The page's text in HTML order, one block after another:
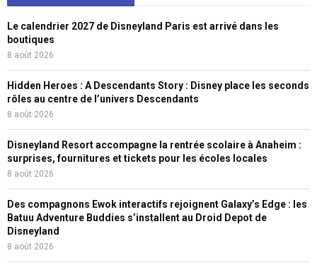
Le calendrier 2027 de Disneyland Paris est arrivé dans les
boutiques
8 août 2026
Hidden Heroes : A Descendants Story : Disney place les seconds
rôles au centre de l’univers Descendants
8 août 2026
Disneyland Resort accompagne la rentrée scolaire à Anaheim :
surprises, fournitures et tickets pour les écoles locales
8 août 2026
Des compagnons Ewok interactifs rejoignent Galaxy’s Edge : les
Batuu Adventure Buddies s’installent au Droid Depot de
Disneyland
8 août 2026